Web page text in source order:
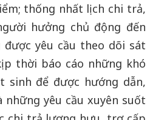
thống nhất lịch chi trả,
hưởng chủ động đến
được yêu cầu theo dõi sát
thời báo cáo những khó
sinh để được hướng dẫn,
những yêu cầu xuyên suốt